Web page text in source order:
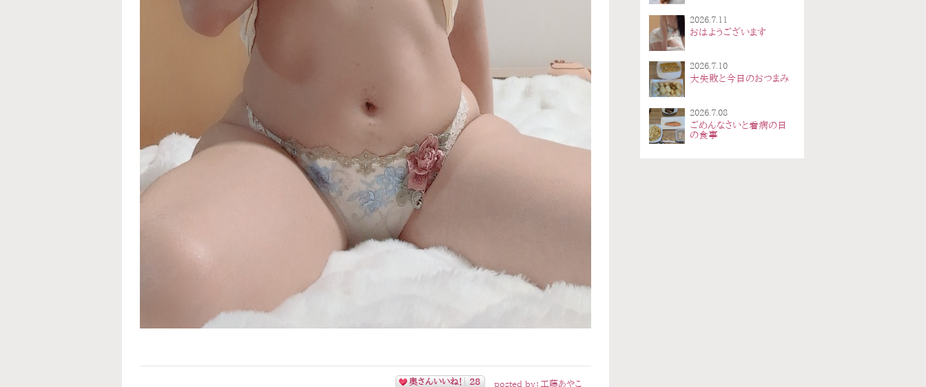
posted by： 工藤あやこ
奥さんいいね！ 28
2026.7.11
おはようございます
2026.7.10
大失敗と今日のおつまみ
2026.7.08
ごめんなさいと看病の日
の食事